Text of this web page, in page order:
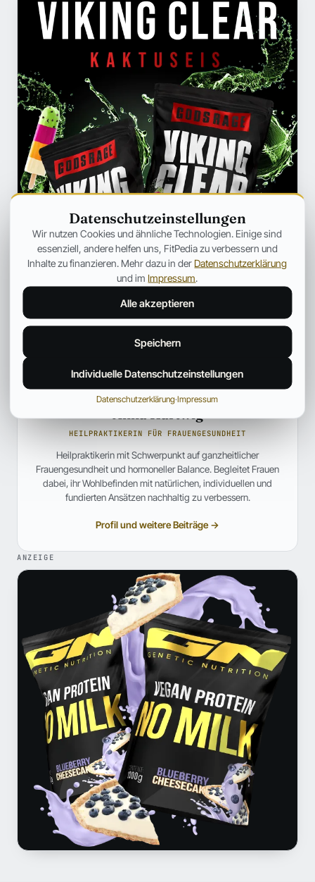
HEILPRAKTIKERIN FÜR FRAUENGESUNDHEIT
Heilpraktikerin mit Schwerpunkt auf ganzheitlicher
Frauengesundheit und hormoneller Balance. Begleitet Frauen
dabei, ihr Wohlbefinden mit natürlichen, individuellen und
fundierten Ansätzen nachhaltig zu verbessern.
Profil und weitere Beiträge →
ANZEIGE
Datenschutzeinstellungen
Wir nutzen Cookies und ähnliche Technologien. Einige sind
essenziell, andere helfen uns, FitPedia zu verbessern und
Inhalte zu finanzieren. Mehr dazu in der Datenschutzerklärung
und im Impressum.
Alle akzeptieren
Speichern
Individuelle Datenschutzeinstellungen
Datenschutzerklärung·Impressum